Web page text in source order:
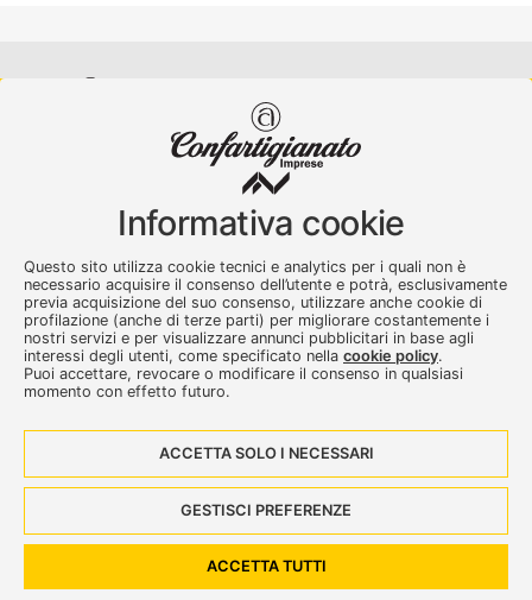
Confartigianato Imprese Varese
0332 256111-Fax. 0332 256200
artser@artser.it
© 2020 – 2026 - Confartigianato Imprese Varese - P.IVA
00449700129
Contattaci
Informativa cookie
Questo sito utilizza cookie tecnici e analytics per i quali non è
necessario acquisire il consenso dell’utente e potrà, esclusivamente
previa acquisizione del suo consenso, utilizzare anche cookie di
profilazione (anche di terze parti) per migliorare costantemente i
nostri servizi e per visualizzare annunci pubblicitari in base agli
interessi degli utenti, come specificato nella cookie policy.
Puoi accettare, revocare o modificare il consenso in qualsiasi
momento con effetto futuro.
ACCETTA SOLO I NECESSARI
GESTISCI PREFERENZE
ACCETTA TUTTI